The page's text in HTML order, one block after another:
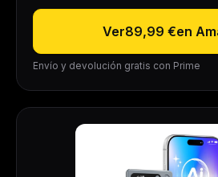
Ver89,99 €en
Envío y devolución gratis con Prime